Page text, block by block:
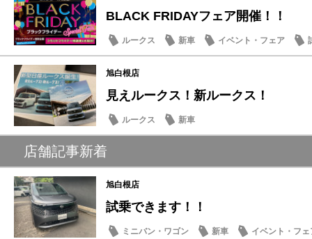
BLACK FRIDAYフェア開催！！
ルークス 新車 イベント・フェア
旭白根店
見えルークス！新ルークス！
ルークス 新車
店舗記事新着
旭白根店
試乗できます！！
ミニバン・ワゴン 新車 イベント・フェ